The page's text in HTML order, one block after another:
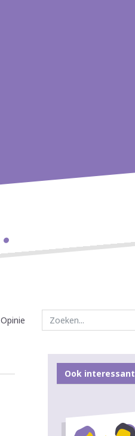
Opinie
Ook interessant